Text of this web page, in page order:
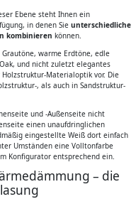
Ebene steht Ihnen ein
in denen Sie unterschiedliche
kombinieren können.
warme Erdtöne, edle
und nicht zuletzt elegantes
Materialoptik vor. Die
, als auch in Sandstruktur-
und -Außenseite nicht
einen unaufdringlichen
eingestellte Weiß dort einfach
Umständen eine Volltonfarbe
Konfigurator entsprechend ein.
– die